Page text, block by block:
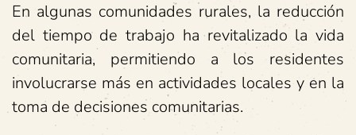
En algunas comunidades rurales, la reducción
del tiempo de trabajo ha revitalizado la vida
comunitaria, permitiendo a los residentes
involucrarse más en actividades locales y en la
toma de decisiones comunitarias.